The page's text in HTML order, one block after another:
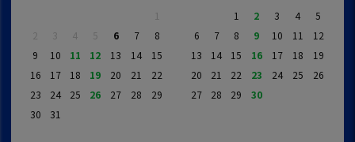
1
2
3 4 5 6 7
8
9
10 11 12 13 14
15
16
17 18 19 20 21
22
23
24 25 26 27 28
29
30
31
1 2 3 4
5
6
7 8 9 10 11
12
13
14 15 16 17 18
19
20
21 22 23 24 25
26
27
28 29 30